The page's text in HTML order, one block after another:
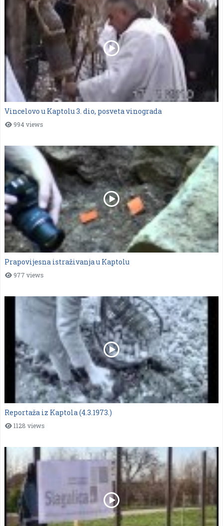
Vincelovo u Kaptolu 3. dio, posveta vinograda
994 views
Prapovijesna istraživanja u Kaptolu
977 views
Reportaža iz Kaptola (4.3.1973.)
1128 views